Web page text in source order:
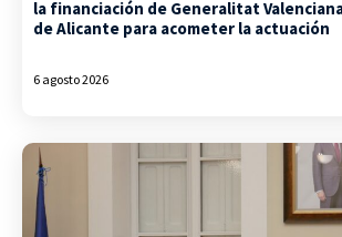
la financiación de Generalitat
de Alicante para acometer la actuación
6 agosto 2026